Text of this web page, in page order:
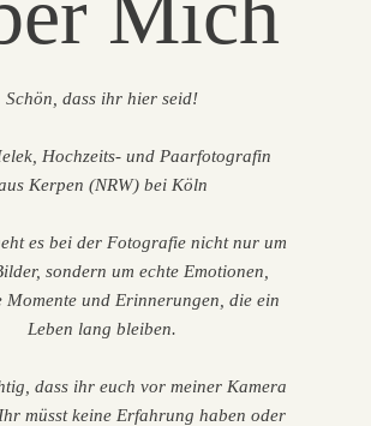
Schön, dass ihr hier seid!
Hochzeits- und Paarfotografin
Kerpen (NRW) bei Köln
es bei der Fotografie nicht nur um
sondern um echte Emotionen,
Momente und Erinnerungen, die ein
Leben lang bleiben.
dass ihr euch vor meiner Kamera
müsst keine Erfahrung haben oder